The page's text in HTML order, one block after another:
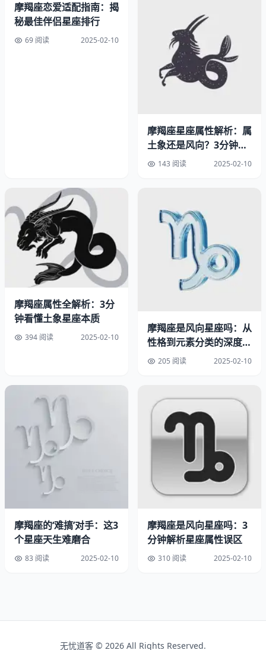
▲ 摩羯座生日三个阶段特征对比图
冬至日期的特殊含义
摩羯座起始日恰恰是北半球冬至
——全年黑夜最长、白昼最
短的时刻。这种天文特征赋予摩羯座四个独有气质：时间观
抗压能力（应对严冬）以及周期意识（年度轮回起点）。
生日时段的性格分化
以美国国家生物技术信息中心的性格大数据为参考，不同摩
羯生日段呈现明显差异：
▲ 摩羯座三大生日区性格雷达图
星座交叠期的判定迷思
对出生在12月9日的朋友，建议采用三种验证方法：
三款星座验证工具推荐
摩羯座恋爱适配指南：揭
秘最佳伴侣星座排行
69 阅读 2025-02-10
摩羯座星座属性解析：属
土象还是风向？3分钟看
懂差异
143 阅读 2025-02-10
摩羯座属性全解析：3分
钟看懂土象星座本质
394 阅读 2025-02-10
摩羯座是风向星座吗：从
性格到元素分类的深度解
析 205 阅读 2025-02-10
摩羯座的‘难搞’对手：这3
个星座天生难磨合
83 阅读 2025-02-10
摩羯座是风向星座吗：3
分钟解析星座属性误区
310 阅读 2025-02-10
无忧道客 © 2026 All Rights Reserved.